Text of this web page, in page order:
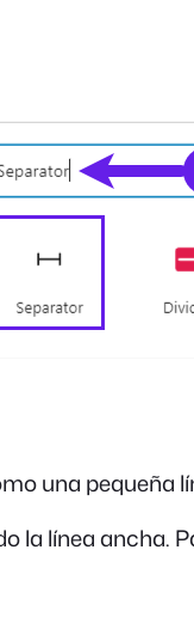
una pequeña
línea ancha.